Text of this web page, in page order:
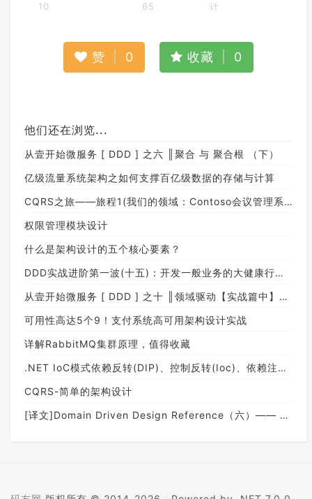
10
65
计
赞 0 收藏 0
他们还在浏览...
从壹开始微服务 [ DDD ] 之六 ║聚合 与 聚合根 （下）
亿级流量系统架构之如何支撑百亿级数据的存储与计算
CQRS之旅——旅程1(我们的领域：Contoso会议管理系统)
权限管理模块设计
什么是架构设计的五个核心要素？
DDD实战进阶第一波(十五)：开发一般业务的大健康行业直销系统（总结篇）
从壹开始微服务 [ DDD ] 之十 ║领域驱动【实战篇中】：命令总线Bus分发（一）
可用性高达5个9！支付系统高可用架构设计实战
详解RabbitMQ集群原理，值得收藏
.NET IoC模式依赖反转(DIP)、控制反转(Ioc)、依赖注入(DI)
CQRS-简单的架构设计
[译文]Domain Driven Design Reference（六）—— 提炼战略设计